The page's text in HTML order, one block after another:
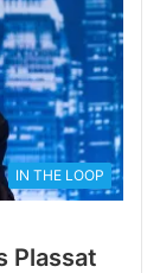
IN THE LOOP
Plassat